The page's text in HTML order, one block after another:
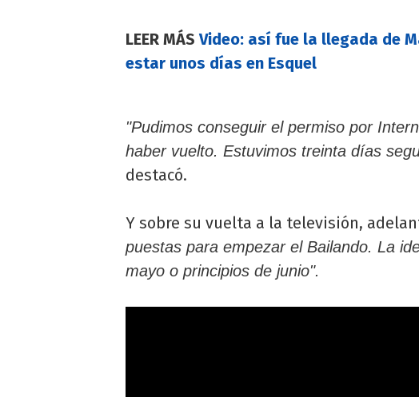
LEER MÁSVideo: así fue la llegada de
estar unos días en Esquel
"Pudimos conseguir el permiso por
haber vuelto. Estuvimos treinta días
destacó.
Y sobre su vuelta a la televisión,
puestas para empezar el Bailando. La
mayo o principios de junio".